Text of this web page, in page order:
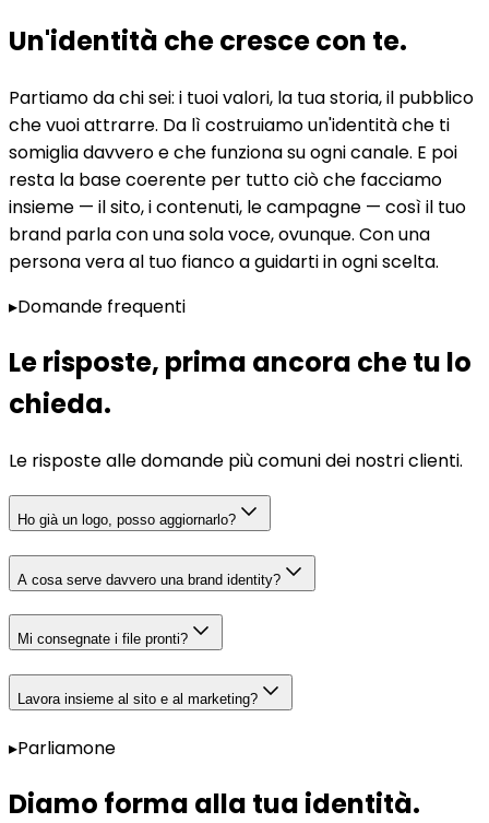
Un'identità che cresce con te.
Partiamo da chi sei: i tuoi valori, la tua storia, il pubblico
che vuoi attrarre. Da lì costruiamo un'identità che ti
somiglia davvero e che funziona su ogni canale. E poi
resta la base coerente per tutto ciò che facciamo
insieme — il sito, i contenuti, le campagne — così il tuo
brand parla con una sola voce, ovunque. Con una
persona vera al tuo fianco a guidarti in ogni scelta.
▸Domande frequenti
Le risposte, prima ancora che tu lo
chieda.
Le risposte alle domande più comuni dei nostri clienti.
Ho già un logo, posso aggiornarlo?
A cosa serve davvero una brand identity?
Mi consegnate i file pronti?
Lavora insieme al sito e al marketing?
▸Parliamone
Diamo forma alla tua identità.